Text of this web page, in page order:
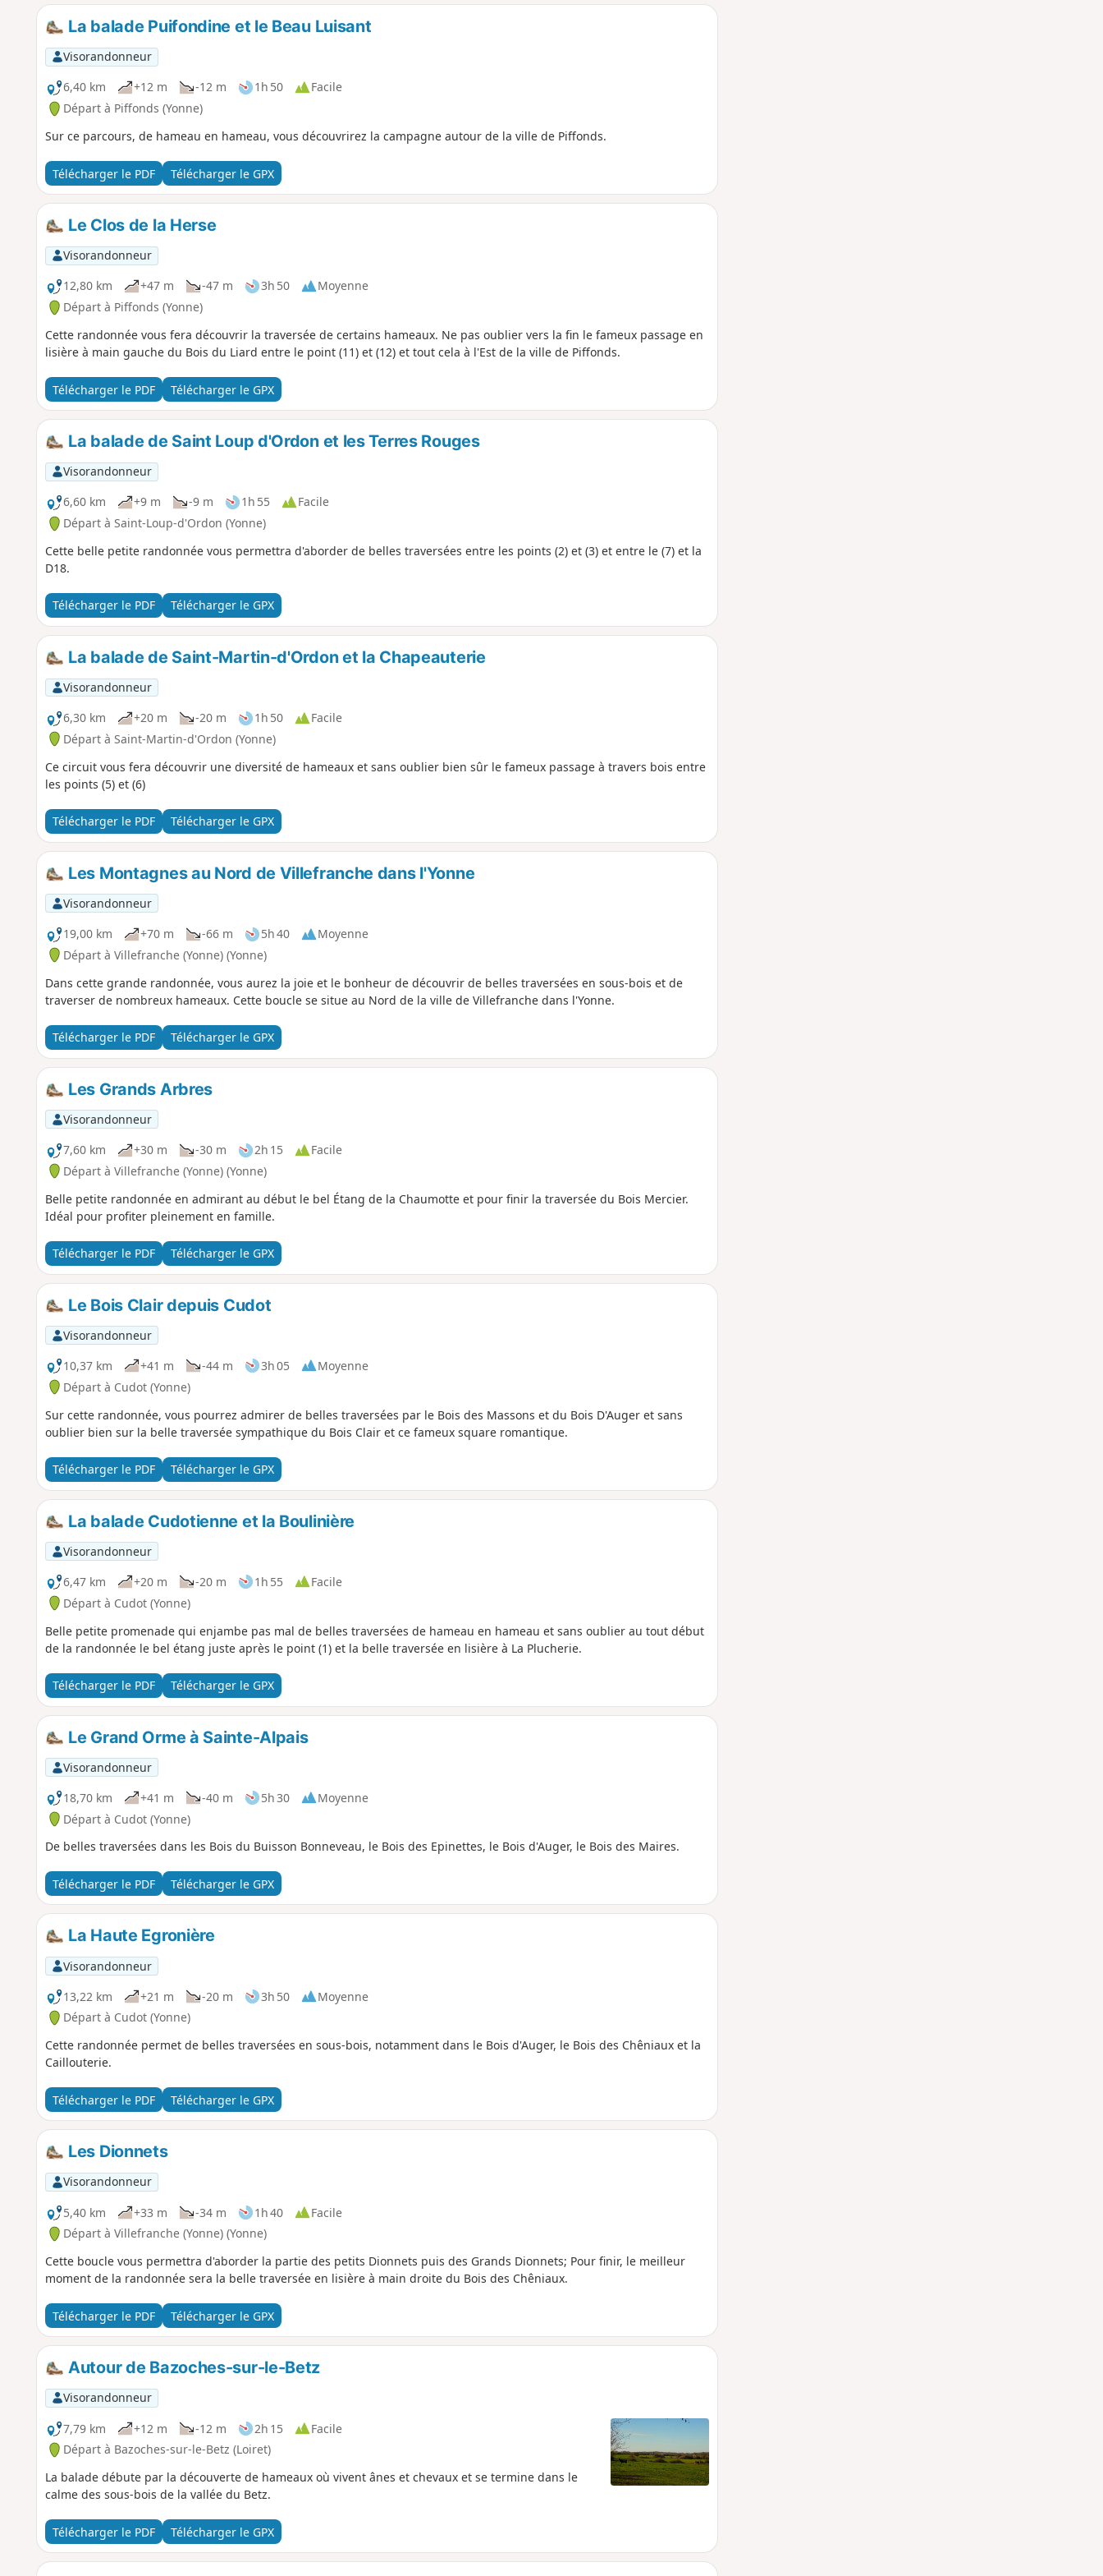
La balade Puifondine et le Beau Luisant
Visorandonneur
6,40 km
+12 m -12 m 1h 50
Facile
Départ à Piffonds (Yonne)
Sur ce parcours, de hameau en hameau, vous découvrirez la campagne autour de la ville de Piffonds.
Télécharger le PDF Télécharger le GPX
Le Clos de la Herse
Visorandonneur
12,80 km
+47 m -47 m 3h 50
Moyenne
Départ à Piffonds (Yonne)
Cette randonnée vous fera découvrir la traversée de certains hameaux. Ne pas oublier vers la fin le fameux passage en
lisière à main gauche du Bois du Liard entre le point (11) et (12) et tout cela à l'Est de la ville de Piffonds.
Télécharger le PDF Télécharger le GPX
La balade de Saint Loup d'Ordon et les Terres Rouges
Visorandonneur
6,60 km
+9 m -9 m 1h 55
Facile
Départ à Saint-Loup-d'Ordon (Yonne)
Cette belle petite randonnée vous permettra d'aborder de belles traversées entre les points (2) et (3) et entre le (7) et la
D18.
Télécharger le PDF Télécharger le GPX
La balade de Saint-Martin-d'Ordon et la Chapeauterie
Visorandonneur
6,30 km
+20 m -20 m 1h 50
Facile
Départ à Saint-Martin-d'Ordon (Yonne)
Ce circuit vous fera découvrir une diversité de hameaux et sans oublier bien sûr le fameux passage à travers bois entre
les points (5) et (6)
Télécharger le PDF Télécharger le GPX
Les Montagnes au Nord de Villefranche dans l'Yonne
Visorandonneur
19,00 km
+70 m -66 m 5h 40
Moyenne
Départ à Villefranche (Yonne) (Yonne)
Dans cette grande randonnée, vous aurez la joie et le bonheur de découvrir de belles traversées en sous-bois et de
traverser de nombreux hameaux. Cette boucle se situe au Nord de la ville de Villefranche dans l'Yonne.
Télécharger le PDF Télécharger le GPX
Les Grands Arbres
Visorandonneur
7,60 km
+30 m -30 m 2h 15
Facile
Départ à Villefranche (Yonne) (Yonne)
Belle petite randonnée en admirant au début le bel Étang de la Chaumotte et pour finir la traversée du Bois Mercier.
Idéal pour profiter pleinement en famille.
Télécharger le PDF Télécharger le GPX
Le Bois Clair depuis Cudot
Visorandonneur
10,37 km
+41 m -44 m 3h 05
Moyenne
Départ à Cudot (Yonne)
Sur cette randonnée, vous pourrez admirer de belles traversées par le Bois des Massons et du Bois D'Auger et sans
oublier bien sur la belle traversée sympathique du Bois Clair et ce fameux square romantique.
Télécharger le PDF Télécharger le GPX
La balade Cudotienne et la Boulinière
Visorandonneur
6,47 km
+20 m -20 m 1h 55
Facile
Départ à Cudot (Yonne)
Belle petite promenade qui enjambe pas mal de belles traversées de hameau en hameau et sans oublier au tout début
de la randonnée le bel étang juste après le point (1) et la belle traversée en lisière à La Plucherie.
Télécharger le PDF Télécharger le GPX
Le Grand Orme à Sainte-Alpais
Visorandonneur
18,70 km
+41 m -40 m 5h 30
Moyenne
Départ à Cudot (Yonne)
De belles traversées dans les Bois du Buisson Bonneveau, le Bois des Epinettes, le Bois d'Auger, le Bois des Maires.
Télécharger le PDF Télécharger le GPX
La Haute Egronière
Visorandonneur
13,22 km
+21 m -20 m 3h 50
Moyenne
Départ à Cudot (Yonne)
Cette randonnée permet de belles traversées en sous-bois, notamment dans le Bois d'Auger, le Bois des Chêniaux et la
Caillouterie.
Télécharger le PDF Télécharger le GPX
Les Dionnets
Visorandonneur
5,40 km
+33 m -34 m 1h 40
Facile
Départ à Villefranche (Yonne) (Yonne)
Cette boucle vous permettra d'aborder la partie des petits Dionnets puis des Grands Dionnets; Pour finir, le meilleur
moment de la randonnée sera la belle traversée en lisière à main droite du Bois des Chêniaux.
Télécharger le PDF Télécharger le GPX
Autour de Bazoches-sur-le-Betz
Visorandonneur
7,79 km
+12 m -12 m 2h 15
Facile
Départ à Bazoches-sur-le-Betz (Loiret)
La balade débute par la découverte de hameaux où vivent ânes et chevaux et se termine dans le
calme des sous-bois de la vallée du Betz.
Télécharger le PDF Télécharger le GPX